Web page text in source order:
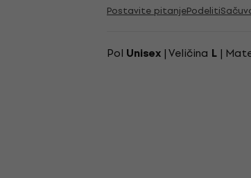
Postavite pitanjePodeliti
Pol Unisex | Veličina L |